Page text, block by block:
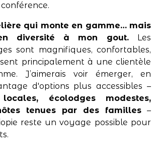
qui monte en gamme… mais
diversité à mon gout. Les
sont magnifiques, confortables,
principalement à une clientèle
J’aimerais voir émerger, en
d'options plus accessibles –
locales, écolodges modestes,
tenues par des familles –
reste un voyage possible pour